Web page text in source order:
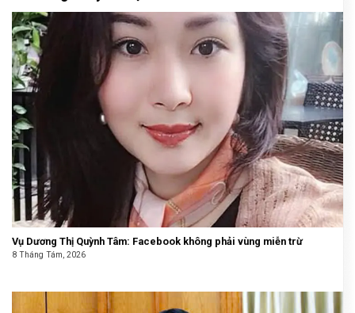
Vụ Dương Thị Quỳnh Tâm: Facebook không phải vùng miễn trừ
8 Tháng Tám, 2026